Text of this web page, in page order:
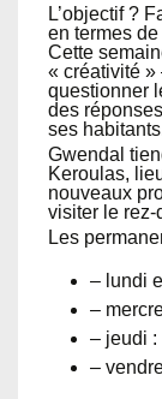
L’objectif ?
en termes
Cette
« créativité »
questionner
des
ses
Gwendal
Keroulas,
nouveaux
visiter le rez-
Les
– lundi
–
– jeudi :
–